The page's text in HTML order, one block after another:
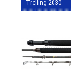
Trolling 2030